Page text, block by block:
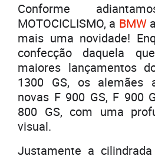
Conforme
MOTOCICLISMO, a BMW
mais uma novidade!
confecção daquela
maiores lançamentos
1300 GS, os alemães
novas F 900 GS, F 900
800 GS, com uma
visual.
Justamente a